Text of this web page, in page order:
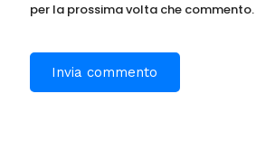
per la prossima volta che commento.